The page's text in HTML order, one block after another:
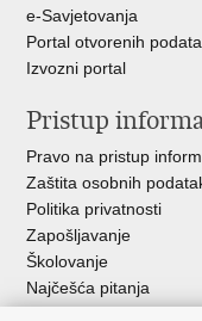
e-Savjetovanja
Portal otvorenih
Izvozni portal
Pristup
Pravo na pristup
Zaštita osobnih
Politika privatnosti
Zapošljavanje
Školovanje
Najčešća pitanja